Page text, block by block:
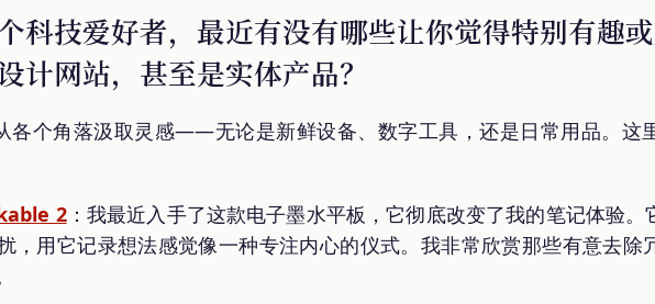
科技爱好者，最近有没有哪些让你觉得特别有趣
计网站，甚至是实体产品？
各个角落汲取灵感——无论是新鲜设备、数字工具，还是日常用品。这
2：我最近入手了这款电子墨水平板，它彻底改变了我的笔记体验。
，用它记录想法感觉像一种专注内心的仪式。我非常欣赏那些有意去除